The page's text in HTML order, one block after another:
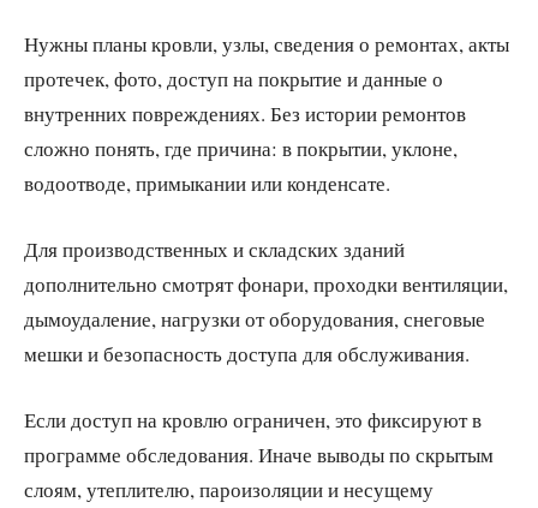
Нужны планы кровли, узлы, сведения о ремонтах, акты
протечек, фото, доступ на покрытие и данные о
внутренних повреждениях. Без истории ремонтов
сложно понять, где причина: в покрытии, уклоне,
водоотводе, примыкании или конденсате.
Для производственных и складских зданий
дополнительно смотрят фонари, проходки вентиляции,
дымоудаление, нагрузки от оборудования, снеговые
мешки и безопасность доступа для обслуживания.
Если доступ на кровлю ограничен, это фиксируют в
программе обследования. Иначе выводы по скрытым
слоям, утеплителю, пароизоляции и несущему